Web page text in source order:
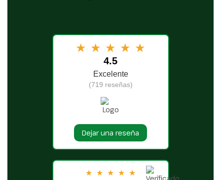
★ ★ ★ ★ ★
4.5
Excelente
(719 reseñas)
Dejar una reseña
★ ★ ★ ★ ★